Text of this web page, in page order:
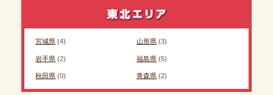
宮城県 (4) 山形県(3)
岩手県 (2) 福島県(5)
秋田県 (0) 青森県(2)